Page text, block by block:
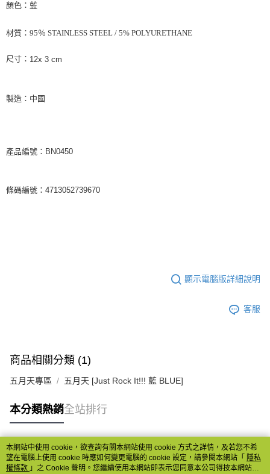
海外地區配送
顏色：藍
材質： 95％ STAINLESS STEEL / 5% POLYURETHANE
尺寸： 12x 3 cm
製造：中國
產品編號：BN0450
條碼編號：4713052739670
顯示電腦版詳細說明
客服
商品相關分類 (1)
五月天專區 五月天 [Just Rock It!!! 藍 BLUE]
本分類熱銷全站排行
熱門標籤
本網站中使用 cookie，欲查詢有關本網站使用 cookie 方式之詳情，及若您不希
望在電腦上使用 cookie 時應如何變更電腦的 cookie 設定，請參閱本網站「 隱私
權條款 」之 Cookie 聲明。您繼續使用本網站即表示您同意本公司得按本網站使